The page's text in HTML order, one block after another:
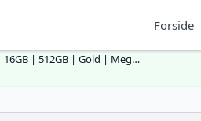
Forside
| 512GB | Gold | Meg…